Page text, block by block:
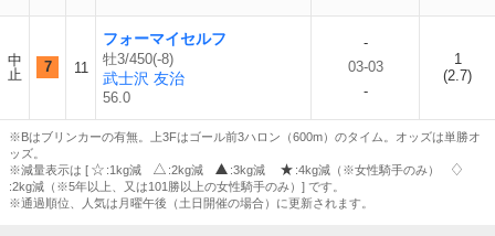
中
止
7 11
フォーマイセルフ
牡3/450(-8)
武士沢 友治
56.0
-
03-03
-
1
(2.7)
※Bはブリンカーの有無。上3Fはゴール前3ハロン（600m）のタイム。オッズは単勝オ
ッズ。
※減量表示は [
:1kg減 :2kg減 :3kg減
:4kg減（※女性騎手のみ）
:2kg減（※5年以上、又は101勝以上の女性騎手のみ）] です。
※通過順位、人気は月曜午後（土日開催の場合）に更新されます。